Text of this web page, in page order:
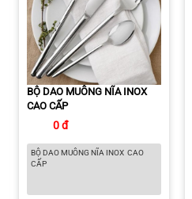
BỘ DAO MUỖNG NĨA INOX
CAO CẤP
0 đ
BỘ DAO MUỖNG NĨA INOX CAO
CẤP